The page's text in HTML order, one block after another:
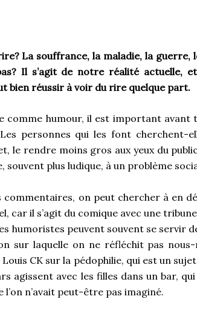
La souffrance, la maladie, la guerre,
Il s’agit de notre réalité actuelle,
bien réussir à voir du rire quelque part.
comme humour, il est important avant
personnes qui les font cherchent-
le rendre moins gros aux yeux du
plus ludique, à un problème
commentaires, on peut chercher à en
car il s’agit du comique avec une
humoristes peuvent souvent se servir
sur laquelle on ne réfléchit pas
CK sur la pédophilie, qui est un
agissent avec les filles dans un bar,
l’on n’avait peut-être pas imaginé.